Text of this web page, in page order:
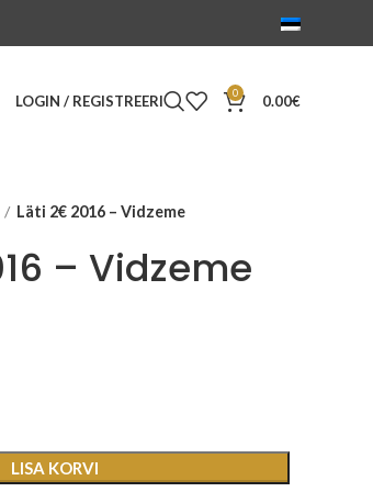
LOGIN / REGISTREERI 0 0.00€
Läti 2€ 2016 – Vidzeme
– Vidzeme
LISA KORVI